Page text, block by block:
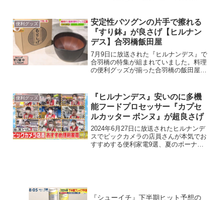
す。 クッキングバーナー『あぶり師』
引用｜カンテレ｜...
便利グッズ
安定性バツグンの片手で擦れる
『すり鉢』が良さげ【ヒルナン
デス】合羽橋飯田屋
7月9日に放送された『ヒルナンデス』で
合羽橋の特集が組まれていました。料理
の便利グッズが揃った合羽橋の飯田屋の
してくれました。そこで第1位になった
『すり鉢』が圧倒的に...
便利グッズ
『ヒルナンデス』安いのに多機
能フードプロセッサー『カプセ
ルカッター ボンヌ』が超良さげ
2024年6月27日に放送されたヒルナンデ
スでビックカメラの店員さんが本気でお
すすめする便利家電9選、夏のボーナス
『シューイチ』下半期ヒット予想の